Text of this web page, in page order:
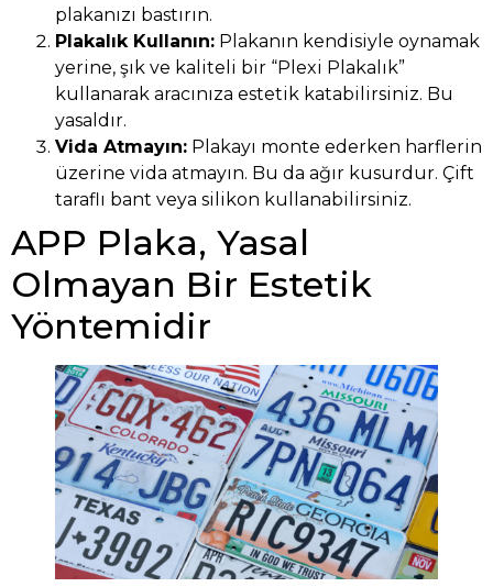
plakanızı bastırın.
Plakalık Kullanın: Plakanın kendisiyle oynamak
yerine, şık ve kaliteli bir “Plexi Plakalık”
kullanarak aracınıza estetik katabilirsiniz. Bu
yasaldır.
Vida Atmayın: Plakayı monte ederken harflerin
üzerine vida atmayın. Bu da ağır kusurdur. Çift
taraflı bant veya silikon kullanabilirsiniz.
APP Plaka, Yasal
Olmayan Bir Estetik
Yöntemidir